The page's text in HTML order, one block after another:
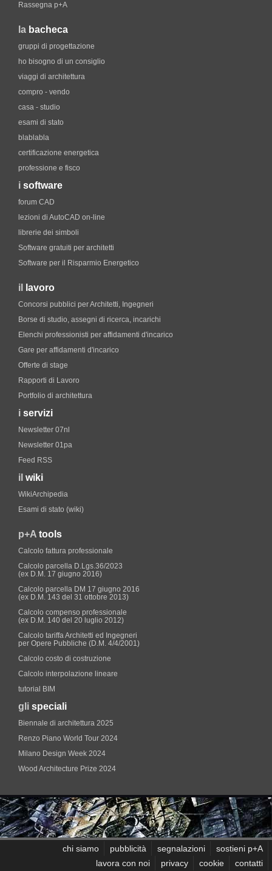
Rassegna p+A
la bacheca
gruppi di progettazione
ho bisogno di un consiglio
viaggi di architettura
compro - vendo
casa - studio
esami di stato
blablabla
certificazione energetica
professione e fisco
i software
forum CAD
lezioni di AutoCAD on-line
librerie dei simboli
Software gratuiti per architetti
Software per il Risparmio Energetico
il lavoro
Concorsi pubblici per Architetti, Ingegneri
Borse di studio, assegni di ricerca, incarichi
Elenchi professionisti per affidamenti d'incarico
Gare per affidamenti d'incarico
Offerte di stage
Rapporti di Lavoro
Portfolio di architettura
i servizi
Newsletter 07nl
Newsletter 01pa
Feed RSS
il wiki
WikiArchipedia
Esami di stato (wiki)
p+A tools
Calcolo fattura professionale
Calcolo parcella D.Lgs.36/2023
(ex D.M. 17 giugno 2016)
Calcolo parcella DM 17 giugno 2016
(ex D.M. 143 del 31 ottobre 2013)
Calcolo compenso professionale
(ex D.M. 140 del 20 luglio 2012)
Calcolo tariffa Architetti ed Ingegneri
per Opere Pubbliche (D.M. 4/4/2001)
Calcolo costo di costruzione
Calcolo interpolazione lineare
tutorial BIM
gli speciali
Biennale di architettura 2025
Renzo Piano World Tour 2024
Milano Design Week 2024
Wood Architecture Prize 2024
chi siamo pubblicità segnalazioni
sostieni p+A
lavora con noi
privacy cookie contatti